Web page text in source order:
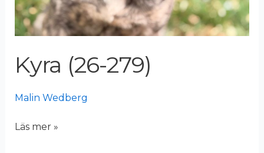
Kyra (26-279)
Malin Wedberg
Läs mer »